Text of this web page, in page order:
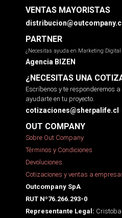
VENTAS MAYORISTAS
distribucion@outcompany.cl
PARTNER
¿Necesitas ayuda en Marketing Digital
Agencia BIZEN
¿NECESITAS UNA
Escríbenos y te responderemos
ayudarte en tu proyecto.
cotizaciones@sherpalife.cl
OUT COMPANY
Sobre Out Company
Términos y Condiciones
Devoluciones
Cotizaciones y ventas a
Outcompany SpA
RUT Nº76.266.293-0
Representante Legal: